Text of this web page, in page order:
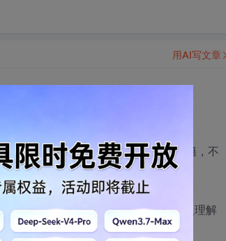
一个技术大牛的心。求推荐技术书籍，不
java编程思想，effective java，深入理解
设计与实践。
用AI写文章